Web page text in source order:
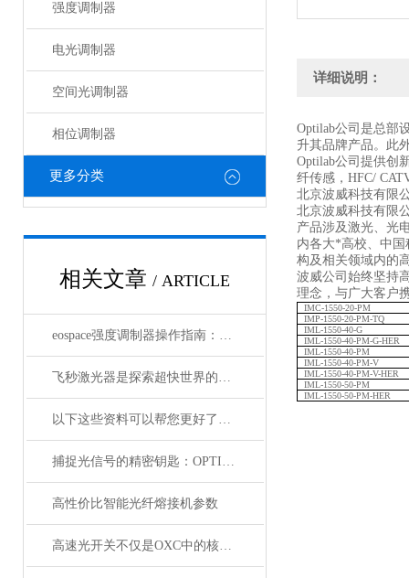
强度调制器
电光调制器
空间光调制器
相位调制器
更多分类
相关文章 / ARTICLE
eospace强度调制器操作指南：从基础到进阶的完整流程
飞秒激光器是探索超快世界的利器
以下这些资料可以帮您更好了解偏振分析仪
捕捉光信号的精密钥匙：OPTILAB光电探测器解析
高性价比智能光纤熔接机参数
高速光开关不仅是OXC中的核心器件，它还广泛应用于这些领域
详细说明：
Optilab公司是总部
升其品牌产品。此
Optilab公司提供创
纤传感，HFC/
北京波威科技有限
北京波威科技有限
产品涉及激光、光
内各大*高校、中
构及相关领域内的
波威公司始终坚持
理念，与广大客户
IMC-1550-20-PM
IMP-1550-20-PM-TQ
IML-1550-40-G
IML-1550-40-PM-G-HER
IML-1550-40-PM
IML-1550-40-PM-V
IML-1550-40-PM-V-HER
IML-1550-50-PM
IML-1550-50-PM-HER